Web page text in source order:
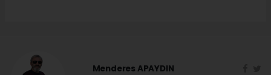
Menderes APAYDIN